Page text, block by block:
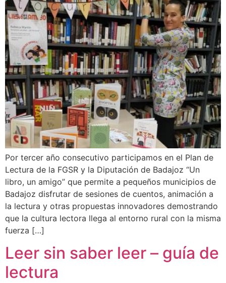
Por tercer año consecutivo participamos en el Plan de
Lectura de la FGSR y la Diputación de Badajoz “Un
libro, un amigo” que permite a pequeños municipios de
Badajoz disfrutar de sesiones de cuentos, animación a
la lectura y otras propuestas innovadores demostrando
que la cultura lectora llega al entorno rural con la misma
fuerza […]
Leer sin saber leer – guía de
lectura